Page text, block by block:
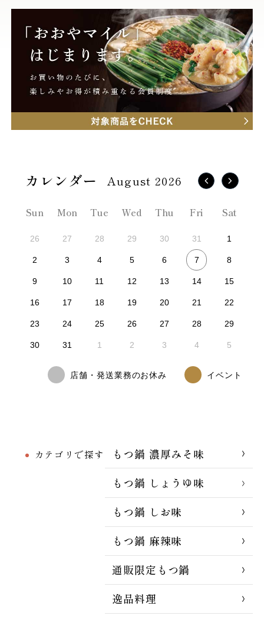
カテゴリで探す
もつ鍋 濃厚みそ味
もつ鍋 しょうゆ味
もつ鍋 しお味
もつ鍋 麻辣味
通販限定もつ鍋
逸品料理
August 2026
Sun Mon Tue Wed Thu Fri Sat
26 27 28 29 30 31 1
2 3 4 5 6 7 8
9 10 11 12 13 14 15
16 17 18 19 20 21 22
23 24 25 26 27 28 29
30 31 1 2 3 4 5
店舗・発送業務のお休み イベント